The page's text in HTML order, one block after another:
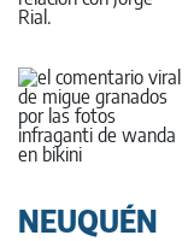
NEUQUÉN